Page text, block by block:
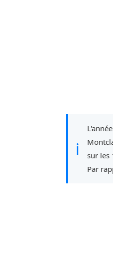
ℹ
sur les
Par